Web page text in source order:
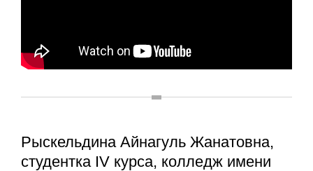
Рыскельдина Айнагуль Жанатовна,
студентка IV курса, колледж имени